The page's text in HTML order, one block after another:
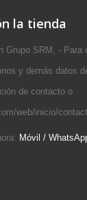
la tienda
Grupo SRM, - Para
y demás datos
de contacto o
web/inicio/
Móvil /